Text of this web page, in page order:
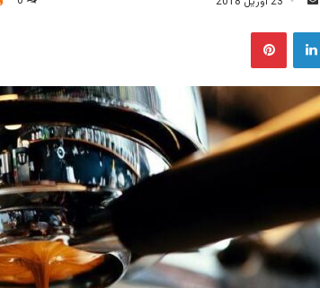
س
ا
ل
ا
ی
لینکدین